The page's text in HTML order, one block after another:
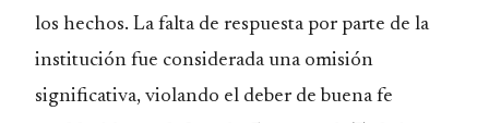
los hechos. La falta de respuesta por parte de la
institución fue considerada una omisión
significativa, violando el deber de buena fe